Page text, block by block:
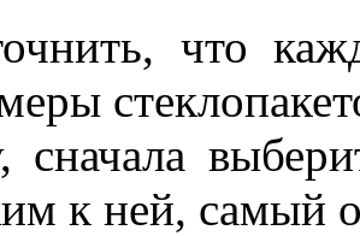
что
сначала
к ней, самый